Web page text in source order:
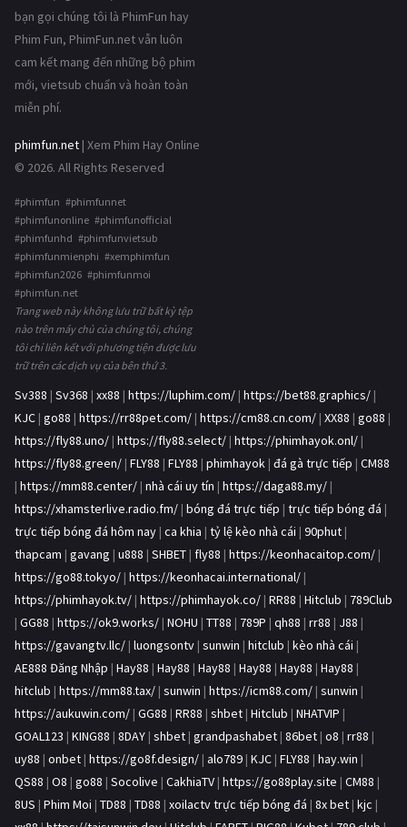
bạn gọi chúng tôi là PhimFun hay
Phim Fun, PhimFun.net vẫn luôn
cam kết mang đến những bộ phim
mới, vietsub chuẩn và hoàn toàn
miễn phí.
phimfun.net | Xem Phim Hay Online
© 2026. All Rights Reserved
#phimfun #phimfunnet
#phimfunonline #phimfunofficial
#phimfunhd #phimfunvietsub
#phimfunmienphi #xemphimfun
#phimfun2026 #phimfunmoi
#phimfun.net
Trang web này không lưu trữ bất kỳ tệp
nào trên máy chủ của chúng tôi, chúng
tôi chỉ liên kết với phương tiện được lưu
trữ trên các dịch vụ của bên thứ 3.
Sv388 | Sv368 | xx88 | https://luphim.com/ | https://bet88.graphics/ |
KJC | go88 | https://rr88pet.com/ | https://cm88.cn.com/ | XX88 | go88 |
https://fly88.uno/ | https://fly88.select/ | https://phimhayok.onl/ |
https://fly88.green/ | FLY88 | FLY88 | phimhayok | đá gà trực tiếp | CM88
| https://mm88.center/ | nhà cái uy tín | https://daga88.my/ |
https://xhamsterlive.radio.fm/ | bóng đá trực tiếp | trực tiếp bóng đá |
trực tiếp bóng đá hôm nay | ca khia | tỷ lệ kèo nhà cái | 90phut |
thapcam | gavang | u888 | SHBET | fly88 | https://keonhacaitop.com/ |
https://go88.tokyo/ | https://keonhacai.international/ |
https://phimhayok.tv/ | https://phimhayok.co/ | RR88 | Hitclub | 789Club
| GG88 | https://ok9.works/ | NOHU | TT88 | 789P | qh88 | rr88 | J88 |
https://gavangtv.llc/ | luongsontv | sunwin | hitclub | kèo nhà cái |
AE888 Đăng Nhập | Hay88 | Hay88 | Hay88 | Hay88 | Hay88 | Hay88 |
hitclub | https://mm88.tax/ | sunwin | https://icm88.com/ | sunwin |
https://aukuwin.com/ | GG88 | RR88 | shbet | Hitclub | NHATVIP |
GOAL123 | KING88 | 8DAY | shbet | grandpashabet | 86bet | o8 | rr88 |
uy88 | onbet | https://go8f.design/ | alo789 | KJC | FLY88 | hay.win |
QS88 | O8 | go88 | Socolive | CakhiaTV | https://go88play.site | CM88 |
8US | Phim Moi | TD88 | TD88 | xoilactv trực tiếp bóng đá | 8x bet | kjc |